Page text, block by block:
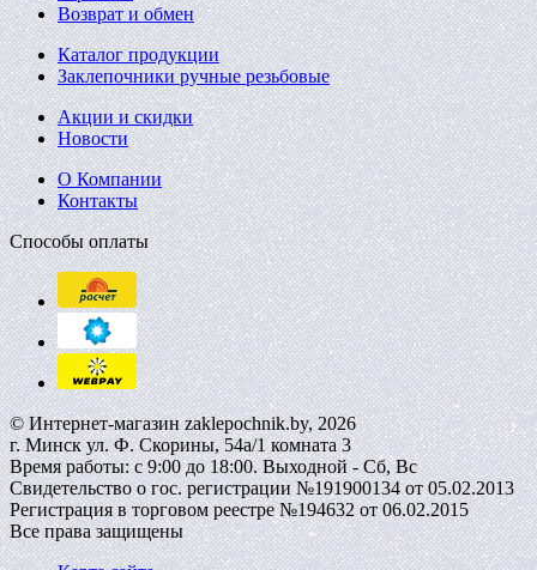
Возврат и обмен
Каталог продукции
Заклепочники ручные резьбовые
Акции и скидки
Новости
О Компании
Контакты
Способы оплаты
© Интернет-магазин zaklepochnik.by, 2026
г. Минск ул. Ф. Скорины, 54а/1 комната 3
Время работы: с 9:00 до 18:00. Выходной - Сб, Вс
Свидетельство о гос. регистрации №191900134 от 05.02.2013
Регистрация в торговом реестре №194632 от 06.02.2015
Все права защищены